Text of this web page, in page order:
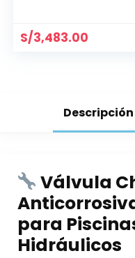
S/3,483.00
Descripción
Válvula
Anticorrosiva
para
Hidráulicos